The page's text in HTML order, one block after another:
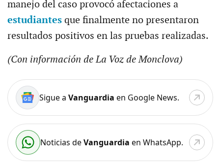
manejo del caso provocó afectaciones a
estudiantes que finalmente no presentaron
resultados positivos en las pruebas realizadas.
(Con información de La Voz de Monclova)
Sigue a Vanguardia en Google News.
Noticias deVanguardia en WhatsApp.